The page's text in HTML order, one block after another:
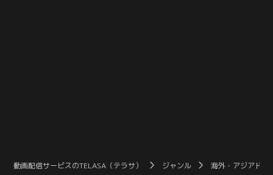
動画配信サービスのTELASA（テラサ） ジャンル 海外・アジアドラ